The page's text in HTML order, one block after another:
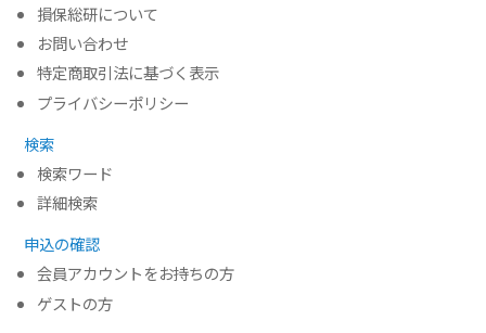
損保総研について
お問い合わせ
特定商取引法に基づく表示
プライバシーポリシー
検索
検索ワード
詳細検索
申込の確認
会員アカウントをお持ちの方
ゲストの方